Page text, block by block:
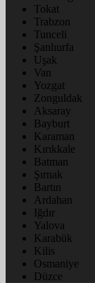
Tokat
Trabzon
Tunceli
Şanlıurfa
Uşak
Van
Yozgat
Zonguldak
Aksaray
Bayburt
Karaman
Kırıkkale
Batman
Şırnak
Bartın
Ardahan
Iğdır
Yalova
Karabük
Kilis
Osmaniye
Düzce